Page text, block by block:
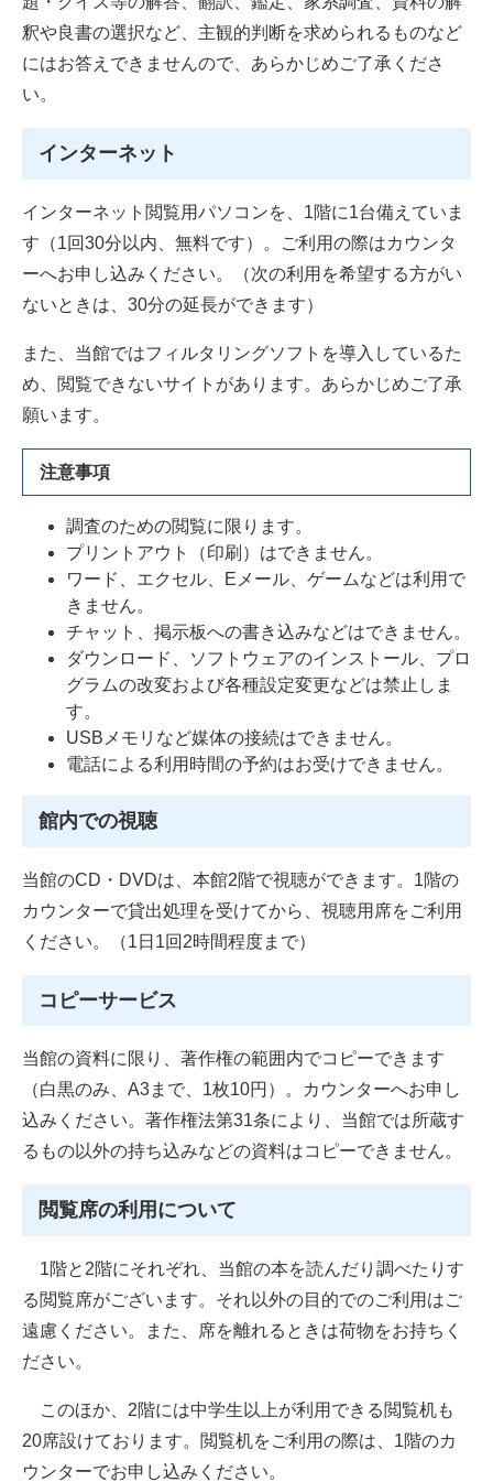
釈や良書の選択など、主観的判断を求められるものなど
にはお答えできませんので、あらかじめご了承くださ
い。
インターネット
インターネット閲覧用パソコンを、1階に1台備えていま
す（1回30分以内、無料です）。ご利用の際はカウンタ
ーへお申し込みください。（次の利用を希望する方がい
ないときは、30分の延長ができます）
また、当館ではフィルタリングソフトを導入しているた
め、閲覧できないサイトがあります。あらかじめご了承
願います。
注意事項
調査のための閲覧に限ります。
プリントアウト（印刷）はできません。
ワード、エクセル、Eメール、ゲームなどは利用で
きません。
チャット、掲示板への書き込みなどはできません。
ダウンロード、ソフトウェアのインストール、プロ
グラムの改変および各種設定変更などは禁止しま
す。
USBメモリなど媒体の接続はできません。
電話による利用時間の予約はお受けできません。
館内での視聴
当館のCD・DVDは、本館2階で視聴ができます。1階の
カウンターで貸出処理を受けてから、視聴用席をご利用
ください。（1日1回2時間程度まで）
コピーサービス
当館の資料に限り、著作権の範囲内でコピーできます
（白黒のみ、A3まで、1枚10円）。カウンターへお申し
込みください。著作権法第31条により、当館では所蔵す
るもの以外の持ち込みなどの資料はコピーできません。
閲覧席の利用について
1階と2階にそれぞれ、当館の本を読んだり調べたりす
る閲覧席がございます。それ以外の目的でのご利用はご
遠慮ください。また、席を離れるときは荷物をお持ちく
ださい。
このほか、2階には中学生以上が利用できる閲覧机も
20席設けております。閲覧机をご利用の際は、1階のカ
ウンターでお申し込みください。